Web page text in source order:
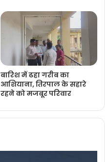
बारिश में ढहा गरीब का
आशियाना, तिरपाल के सहारे
रहने को मजबूर परिवार